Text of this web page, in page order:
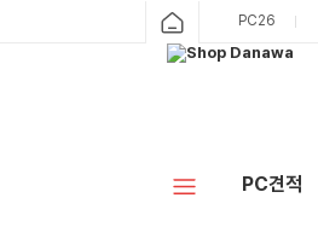
PC26
PC견적